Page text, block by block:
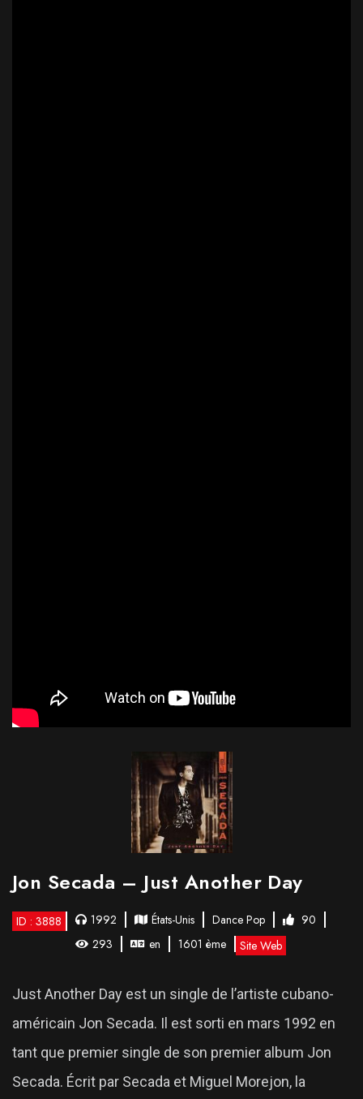
Jon Secada – Just Another Day
ID : 3888 1992 États-Unis Dance Pop
90
293
en 1601 ème Site Web
Just Another Day est un single de l’artiste cubano-
américain Jon Secada. Il est sorti en mars 1992 en
tant que premier single de son premier album Jon
Secada. Écrit par Secada et Miguel Morejon, la